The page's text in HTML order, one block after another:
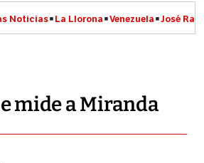
Noticias La Llorona Venezuela José
mide a Miranda